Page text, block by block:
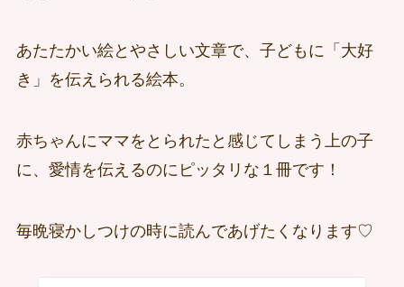
あたたかい絵とやさしい文章で、子どもに「大好
き」を伝えられる絵本。
赤ちゃんにママをとられたと感じてしまう上の子
に、愛情を伝えるのにピッタリな１冊です！
毎晩寝かしつけの時に読んであげたくなります♡